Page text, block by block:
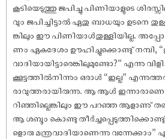
കൂടിയെടുത്തു ജപിച്ചു പിണിയാളുടെ
വും ജപിച്ചിട്ടാൽ ഏതു ബാധയും ഉടനെ
ങ്കിലും ഈ പിണിയാൾതുള്ളിയില്ല.
ണം ഏകദേശം ഊഹിച്ചുക്കൊണ്ടു് നമ്പി,
വാദിയായിട്ടാരെങ്കിലുമുണ്ടോ?” എന്നു
ക്കൂട്ടത്തിൽനിന്നും ഒരാൾ “ഇല്ല”
രാവുത്തരായിരുന്നു. ആ ആൾ
റിഞ്ഞില്ലെങ്കിലും ഈ പറഞ്ഞ ആളാണു്
ആ ശബ്ദം കൊണ്ടു തീർച്ചപ്പെടുത്തിക്കൊണ്ടു്
ളൊരു മന്ത്രവാദിയാണെന്നു വന്നേക്കാം”